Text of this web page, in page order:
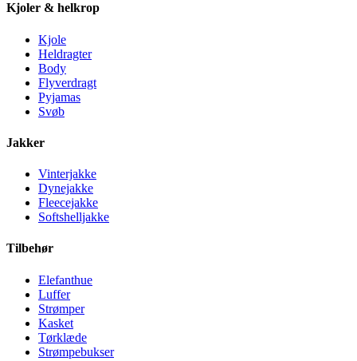
Kjoler & helkrop
Kjole
Heldragter
Body
Flyverdragt
Pyjamas
Svøb
Jakker
Vinterjakke
Dynejakke
Fleecejakke
Softshelljakke
Tilbehør
Elefanthue
Luffer
Strømper
Kasket
Tørklæde
Strømpebukser